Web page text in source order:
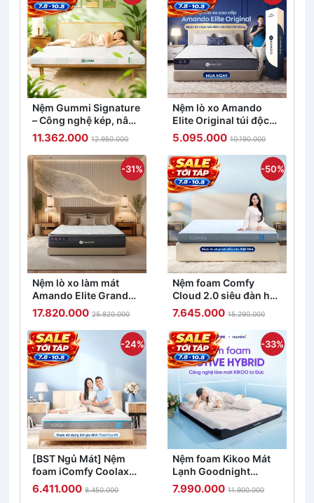
Nệm Gummi Signature
– Công nghệ kép, nâng
đỡ vượt trội, kháng
khuẩn tối đa
11.362.000 12.950.000
Nệm lò xo Amando
Elite Original túi độc
lập tiêu chuẩn khách
sạn 5 sao dày 23cm
5.095.000 10.190.000
-31%
Nệm lò xo làm mát
Amando Elite Grand
dày 28cm
17.820.000 25.820.000
-50%
Nệm foam Comfy
Cloud 2.0 siêu đàn hồi
dày 15cm
7.645.000 15.290.000
-24%
[BST Ngủ Mát] Nệm
foam iComfy Coolax
đa tầng thoáng mát,
massage thư giãn dày
6.411.000 8.450.000
-33%
Nệm foam Kikoo Mát
Lạnh Goodnight
Active Hybrid Từ Đức
7.990.000 11.900.000